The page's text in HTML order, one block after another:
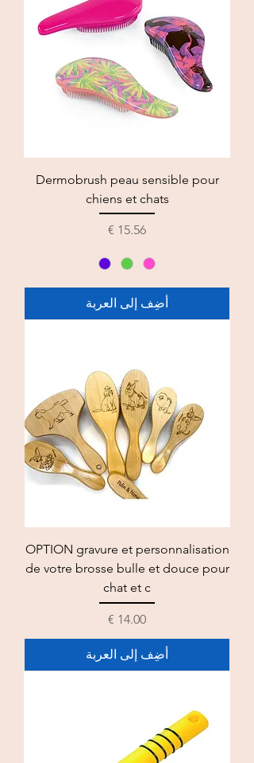
Dermobrush peau sensible pour
chiens et chats
السعر
أضِف إلى العربة
OPTION gravure et personnalisation
de votre brosse bulle et douce pour
chat et c
السعر
أضِف إلى العربة